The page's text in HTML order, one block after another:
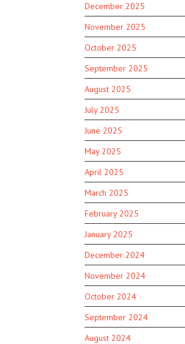
December 2025
November 2025
October 2025
September 2025
August 2025
July 2025
June 2025
May 2025
April 2025
March 2025
February 2025
January 2025
December 2024
November 2024
October 2024
September 2024
August 2024